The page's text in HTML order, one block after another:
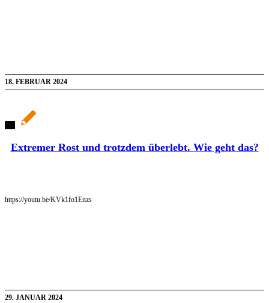
18. FEBRUAR 2024
Extremer Rost und trotzdem überlebt. Wie geht das?
https://youtu.be/KVk1fo1Enzs
29. JANUAR 2024